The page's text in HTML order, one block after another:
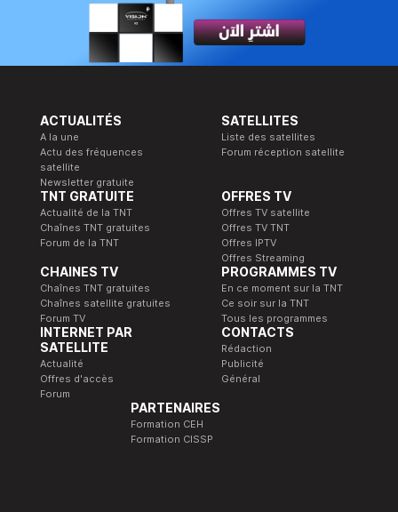
ACTUALITÉS
A la une
Actu des fréquences
satellite
Newsletter gratuite
SATELLITES
Liste des satellites
Forum réception satellite
TNT GRATUITE
Actualité de la TNT
Chaînes TNT gratuites
Forum de la TNT
OFFRES TV
Offres TV satellite
Offres TV TNT
Offres IPTV
Offres Streaming
CHAINES TV
Chaînes TNT gratuites
Chaînes satellite gratuites
Forum TV
PROGRAMMES TV
En ce moment sur la TNT
Ce soir sur la TNT
Tous les programmes
INTERNET PAR
SATELLITE
Actualité
Offres d'accès
Forum
CONTACTS
Rédaction
Publicité
Général
PARTENAIRES
Formation CEH
Formation CISSP